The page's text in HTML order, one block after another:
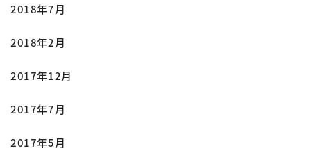
2018年7月
2018年2月
2017年12月
2017年7月
2017年5月